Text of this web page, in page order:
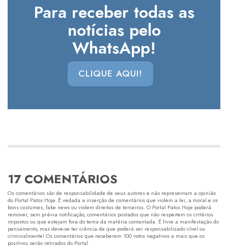
Para receber todas as
notícias pelo
WhatsApp!
CLIQUE AQUI!
17 COMENTÁRIOS
Os comentários são de responsabilidade de seus autores e não representam a opinião
do Portal Patos Hoje. É vedada a inserção de comentários que violem a lei, a moral e os
bons costumes, fake news ou violem direitos de terceiros. O Portal Patos Hoje poderá
remover, sem prévia notificação, comentários postados que não respeitem os critérios
impostos ou que estejam fora do tema da matéria comentada. É livre a manifestação do
pensamento, mas deve-se ter ciência de que poderá ser responsabilizado cível ou
criminalmente! Os comentários que receberem 100 votos negativos a mais que os
positivos serão retirados do Portal.